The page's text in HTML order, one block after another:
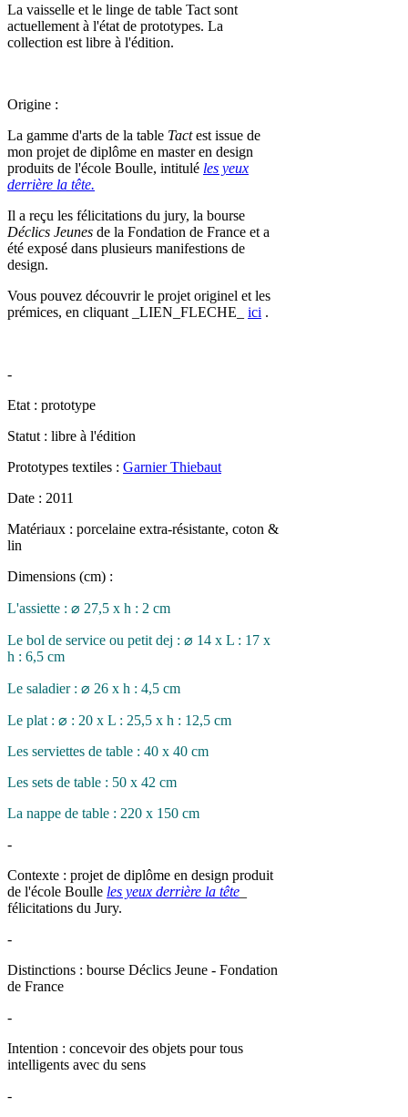
La vaisselle et le linge de table Tact sont
actuellement à l'état de prototypes. La
collection est libre à l'édition.
Origine :
La gamme d'arts de la table Tactest issue de
mon projet de diplôme en master en design
produits de l'école Boulle, intitulé les yeux
derrière la tête.
Il a reçu les félicitations du jury, la bourse
Déclics Jeunes de la Fondation de France et a
été exposé dans plusieurs manifestions de
design.
Vous pouvez découvrir le projet originel et les
prémices, en cliquant _LIEN_FLECHE_ ici .
-
Etat : prototype
Statut : libre à l'édition
Prototypes textiles : Garnier Thiebaut
Date : 2011
Matériaux : porcelaine extra-résistante, coton &
lin
Dimensions (cm) :
L'assiette : ⌀ 27,5 x h : 2 cm
Le bol de service ou petit dej : ⌀ 14 x L : 17 x
h : 6,5 cm
Le saladier : ⌀ 26 x h : 4,5 cm
Le plat : ⌀ : 20 x L : 25,5 x h : 12,5 cm
Les serviettes de table : 40 x 40 cm
Les sets de table : 50 x 42 cm
La nappe de table : 220 x 150 cm
-
Contexte : projet de diplôme en design produit
de l'école Boulle les yeux derrière la tête
félicitations du Jury.
-
Distinctions : bourse Déclics Jeune - Fondation
de France
-
Intention : concevoir des objets pour tous
intelligents avec du sens
-